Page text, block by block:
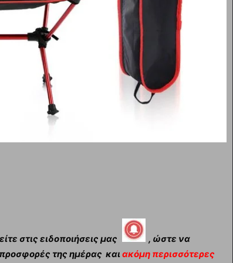
στις ειδοποιήσεις μας
, ώστε να
της ημέρας καιακόμη περισσότερες